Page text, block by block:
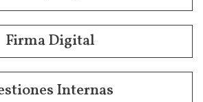
Firma Digital
Internas